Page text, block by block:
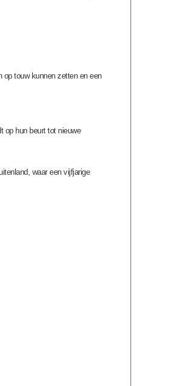
op touw kunnen zetten en een
op hun beurt tot nieuwe
waar een vijfjarige